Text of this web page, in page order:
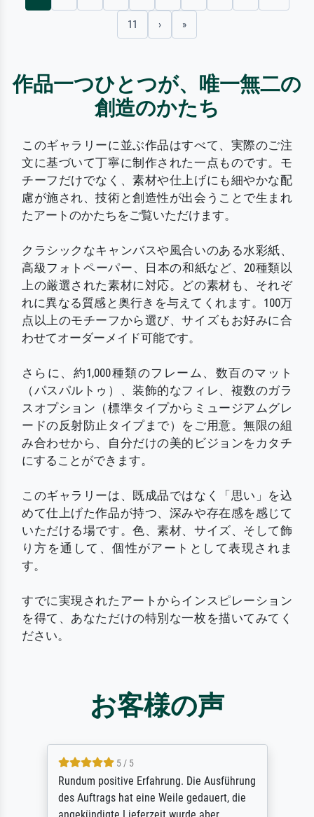
11 › »
作品一つひとつが、唯一無二の
創造のかたち
このギャラリーに並ぶ作品はすべて、実際のご注
文に基づいて丁寧に制作された一点ものです。モ
チーフだけでなく、素材や仕上げにも細やかな配
慮が施され、技術と創造性が出会うことで生まれ
たアートのかたちをご覧いただけます。
クラシックなキャンバスや風合いのある水彩紙、
高級フォトペーパー、日本の和紙など、20種類以
上の厳選された素材に対応。どの素材も、それぞ
れに異なる質感と奥行きを与えてくれます。100万
点以上のモチーフから選び、サイズもお好みに合
わせてオーダーメイド可能です。
さらに、約1,000種類のフレーム、数百のマット
（パスパルトゥ）、装飾的なフィレ、複数のガラ
スオプション（標準タイプからミュージアムグレ
ードの反射防止タイプまで）をご用意。無限の組
み合わせから、自分だけの美的ビジョンをカタチ
にすることができます。
このギャラリーは、既成品ではなく「思い」を込
めて仕上げた作品が持つ、深みや存在感を感じて
いただける場です。色、素材、サイズ、そして飾
り方を通して、個性がアートとして表現されま
す。
すでに実現されたアートからインスピレーション
を得て、あなただけの特別な一枚を描いてみてく
ださい。
お客様の声
5 / 5
Rundum positive Erfahrung. Die Ausführung
des Auftrags hat eine Weile gedauert, die